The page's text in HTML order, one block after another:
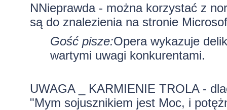
NNieprawda - można korzystać z
są do znalezienia na stronie
Gość pisze:Opera wykazuje
wartymi uwagi konkurentami.
UWAGA _ KARMIENIE TROLA -
"Mym sojusznikiem jest Moc, i